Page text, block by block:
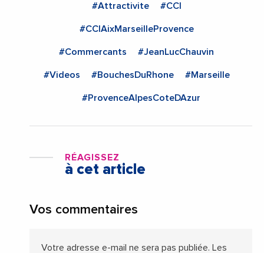
#Attractivite #CCI
#CCIAixMarseilleProvence
#Commercants #JeanLucChauvin
#Videos #BouchesDuRhone #Marseille
#ProvenceAlpesCoteDAzur
RÉAGISSEZ
à cet article
Vos commentaires
Votre adresse e-mail ne sera pas publiée. Les